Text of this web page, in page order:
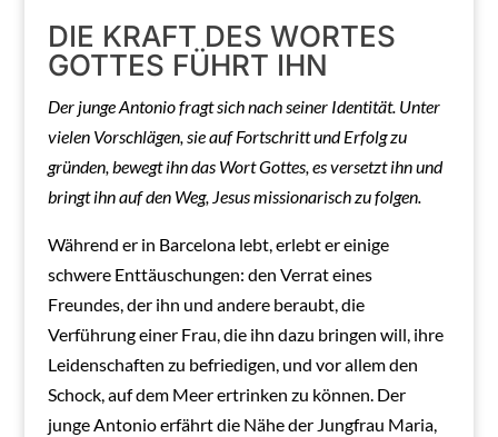
DIE KRAFT DES WORTES
GOTTES FÜHRT IHN
Der junge Antonio fragt sich nach seiner Identität. Unter
vielen Vorschlägen, sie auf Fortschritt und Erfolg zu
gründen, bewegt ihn das Wort Gottes, es versetzt ihn und
bringt ihn auf den Weg, Jesus missionarisch zu folgen.
Während er in Barcelona lebt, erlebt er einige
schwere Enttäuschungen: den Verrat eines
Freundes, der ihn und andere beraubt, die
Verführung einer Frau, die ihn dazu bringen will, ihre
Leidenschaften zu befriedigen, und vor allem den
Schock, auf dem Meer ertrinken zu können. Der
junge Antonio erfährt die Nähe der Jungfrau Maria,